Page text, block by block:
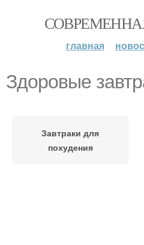
главная
Здоровые
Завтраки для
похудения